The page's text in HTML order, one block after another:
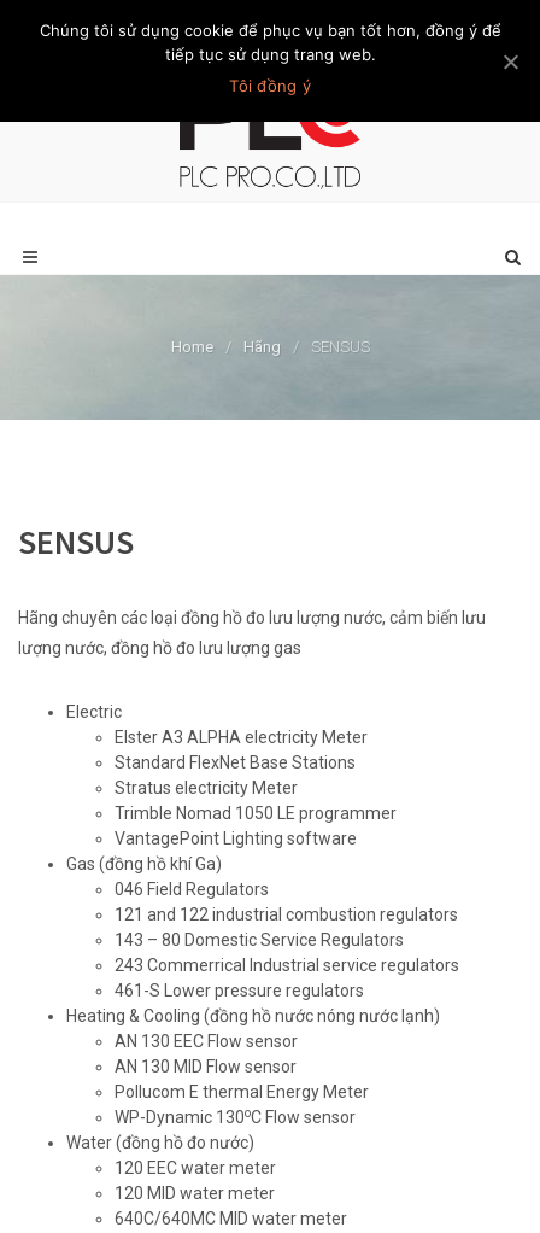
Trang chủ Giới thiệu Khách hàng Liên hệ Thành viên
Home / Hãng / SENSUS
SENSUS
Hãng chuyên các loại đồng hồ đo lưu lượng nước, cảm biến lưu
lượng nước, đồng hồ đo lưu lượng gas
Electric
Elster A3 ALPHA electricity Meter
Standard FlexNet Base Stations
Stratus electricity Meter
Trimble Nomad 1050 LE programmer
VantagePoint Lighting software
Gas (đồng hồ khí Ga)
046 Field Regulators
121 and 122 industrial combustion regulators
143 – 80 Domestic Service Regulators
243 Commerrical Industrial service regulators
461-S Lower pressure regulators
Heating & Cooling (đồng hồ nước nóng nước lạnh)
AN 130 EEC Flow sensor
AN 130 MID Flow sensor
Pollucom E thermal Energy Meter
WP-Dynamic 130oC Flow sensor
Water (đồng hồ đo nước)
120 EEC water meter
120 MID water meter
640C/640MC MID water meter
Chúng tôi sử dụng cookie để phục vụ bạn tốt hơn, đồng ý để
tiếp tục sử dụng trang web.
Tôi đồng ý